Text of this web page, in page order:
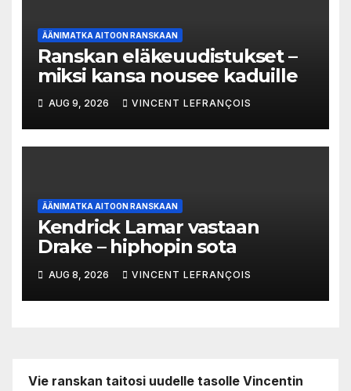
ÄÄNIMATKA AITOON RANSKAAN
Ranskan eläkeuudistukset –
miksi kansa nousee kaduille
AUG 9, 2026 VINCENT LEFRANÇOIS
ÄÄNIMATKA AITOON RANSKAAN
Kendrick Lamar vastaan
Drake – hiphopin sota
AUG 8, 2026 VINCENT LEFRANÇOIS
Vie ranskan taitosi uudelle tasolle Vincentin